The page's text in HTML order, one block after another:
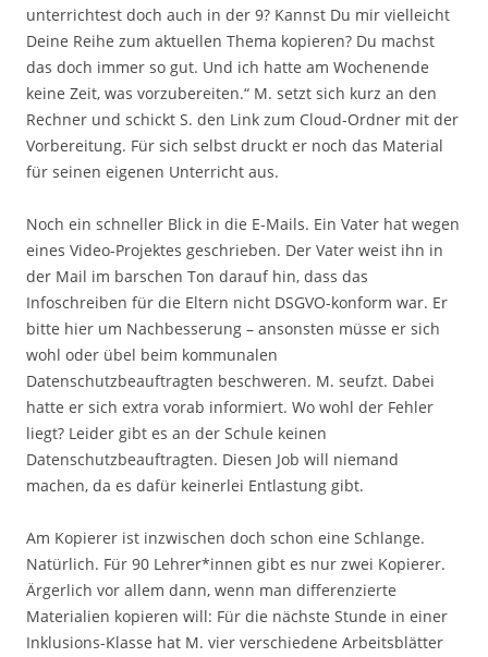
unterrichtest doch auch in der 9? Kannst Du mir vielleicht
Deine Reihe zum aktuellen Thema kopieren? Du machst
das doch immer so gut. Und ich hatte am Wochenende
keine Zeit, was vorzubereiten.“ M. setzt sich kurz an den
Rechner und schickt S. den Link zum Cloud-Ordner mit der
Vorbereitung. Für sich selbst druckt er noch das Material
für seinen eigenen Unterricht aus.
Noch ein schneller Blick in die E-Mails. Ein Vater hat wegen
eines Video-Projektes geschrieben. Der Vater weist ihn in
der Mail im barschen Ton darauf hin, dass das
Infoschreiben für die Eltern nicht DSGVO-konform war. Er
bitte hier um Nachbesserung – ansonsten müsse er sich
wohl oder übel beim kommunalen
Datenschutzbeauftragten beschweren. M. seufzt. Dabei
hatte er sich extra vorab informiert. Wo wohl der Fehler
liegt? Leider gibt es an der Schule keinen
Datenschutzbeauftragten. Diesen Job will niemand
machen, da es dafür keinerlei Entlastung gibt.
Am Kopierer ist inzwischen doch schon eine Schlange.
Natürlich. Für 90 Lehrer*innen gibt es nur zwei Kopierer.
Ärgerlich vor allem dann, wenn man differenzierte
Materialien kopieren will: Für die nächste Stunde in einer
Inklusions-Klasse hat M. vier verschiedene Arbeitsblätter